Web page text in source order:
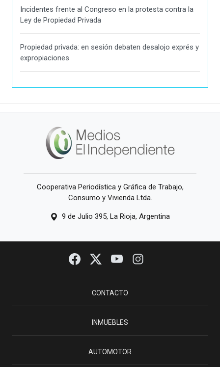
Incidentes frente al Congreso en la protesta contra la
Ley de Propiedad Privada
Propiedad privada: en sesión debaten desalojo exprés y
expropiaciones
Cooperativa Periodística y Gráfica de Trabajo,
Consumo y Vivienda Ltda.
9 de Julio 395, La Rioja, Argentina
CONTACTO
INMUEBLES
AUTOMOTOR